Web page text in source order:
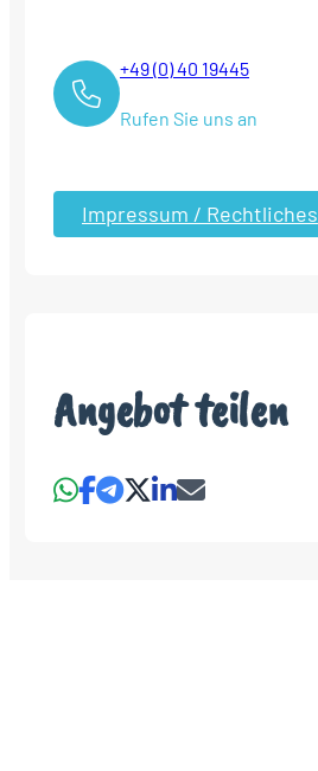
+49 (0) 40 19445
Rufen Sie uns an
Impressum / Rechtliches
Angebot teilen